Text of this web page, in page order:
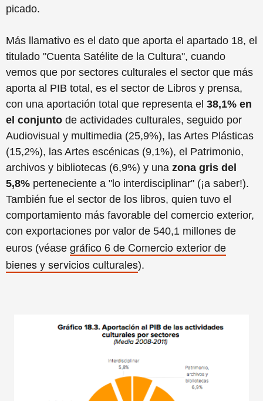
picado.
Más llamativo es el dato que aporta el apartado 18, el
titulado "Cuenta Satélite de la Cultura", cuando
vemos que por sectores culturales el sector que más
aporta al PIB total, es el sector de Libros y prensa,
con una aportación total que representa el 38,1% en
el conjunto de actividades culturales, seguido por
Audiovisual y multimedia (25,9%), las Artes Plásticas
(15,2%), las Artes escénicas (9,1%), el Patrimonio,
archivos y bibliotecas (6,9%) y una zona gris del
5,8% perteneciente a "lo interdisciplinar" (¡a saber!).
También fue el sector de los libros, quien tuvo el
comportamiento más favorable del comercio exterior,
con exportaciones por valor de 540,1 millones de
euros (véase gráfico 6 de Comercio exterior de
bienes y servicios culturales).